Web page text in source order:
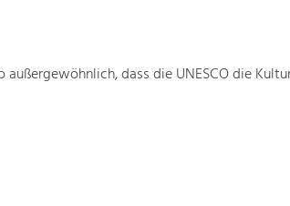
außergewöhnlich, dass die UNESCO die